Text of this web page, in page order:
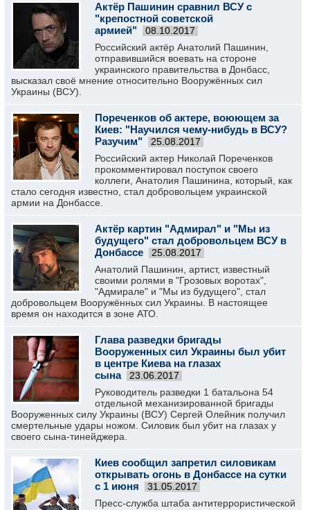
Актёр Пашинин сравнил ВСУ с
"крепостной советской
армией"
08.10.2017
Российский актёр Анатолий Пашинин,
отправившийся воевать на стороне
украинского правительства в Донбасс,
высказал своё мнение относительно Вооружённых сил
Украины (ВСУ).
Пореченков об актере, воюющем за
Киев: "Научился чему-нибудь в ВСУ?
Разучим"
25.08.2017
Российский актер Николай Пореченков
прокомментировал поступок своего
коллеги, Анатолия Пашинина, который, как
стало сегодня известно, стал добровольцем украинской
армии на Донбассе.
Актёр картин "Адмирал" и "Мы из
будущего" стал добровольцем ВСУ в
Донбассе
25.08.2017
Анатолий Пашинин, артист, известный
своими ролями в "Грозовых воротах",
"Адмирале" и "Мы из будущего", стал
добровольцем Вооружённых сил Украины. В настоящее
время он находится в зоне АТО.
Глава разведки бригады
Вооруженных сил Украины был убит
в центре Киева на глазах
сына
23.06.2017
Руководитель разведки 1 батальона 54
отдельной механизированной бригады
Вооруженных силу Украины (ВСУ) Сергей Олейник получил
смертельные удары ножом. Силовик был убит на глазах у
своего сына-тинейджера.
Киев сообщил запретил силовикам
открывать огонь в Донбассе на сутки
с 1 июня
31.05.2017
Пресс-служба штаба антитеррористической